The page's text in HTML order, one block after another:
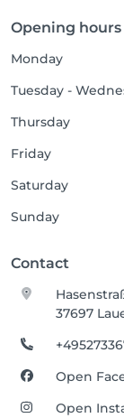
Opening hours
Monday
Tuesday -
Thursday
Friday
Saturday
Sunday
Contact
37697
Open
Open